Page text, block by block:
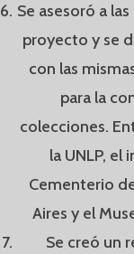
Se asesoró a
proyecto y se
con las
para la
colecciones.
la UNLP, el
Cementerio
Aires y el
Se creó un